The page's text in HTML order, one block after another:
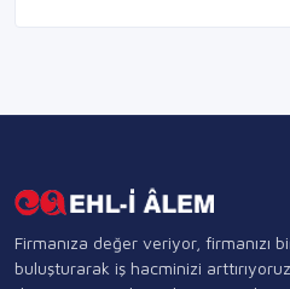
Firmanıza değer veriyor, firmanızı
buluşturarak iş hacminizi